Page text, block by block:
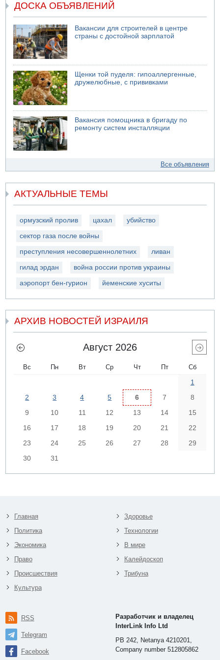
ДОСКА ОБЪЯВЛЕНИЙ
Вакансии для строителей в центре
страны с достойной зарплатой
Щенки той пуделя: гипоаллергенные,
дружелюбные, с прививками
Вакансия помощника в бригаду по
ремонту систем инсталляции
Все объявления
АКТУАЛЬНЫЕ ТЕМЫ
ормузский пролив цахал убийство
сектор газа после войны
преступления несовершеннолетних ливан
гилад эрдан война россии против украины
аэропорт бен-гурион йеменские хуситы
АРХИВ НОВОСТЕЙ ИЗРАИЛЯ
Август 2026
Вс Пн Вт Ср Чт Пт Сб
1
2
3 4 5 6 7
8
9
10 11 12 13 14
15
16
17 18 19 20 21
22
23
24 25 26 27 28
29
30
31
Главная
Политика
Экономика
Право
Происшествия
Культура
Здоровье
Технологии
В мире
Калейдоскоп
Трибуна
RSS
Telegram
Facebook
Разработчик и владелец
InterLink Info Ltd
PB 242, Netanya 4210201,
Company number 512805862